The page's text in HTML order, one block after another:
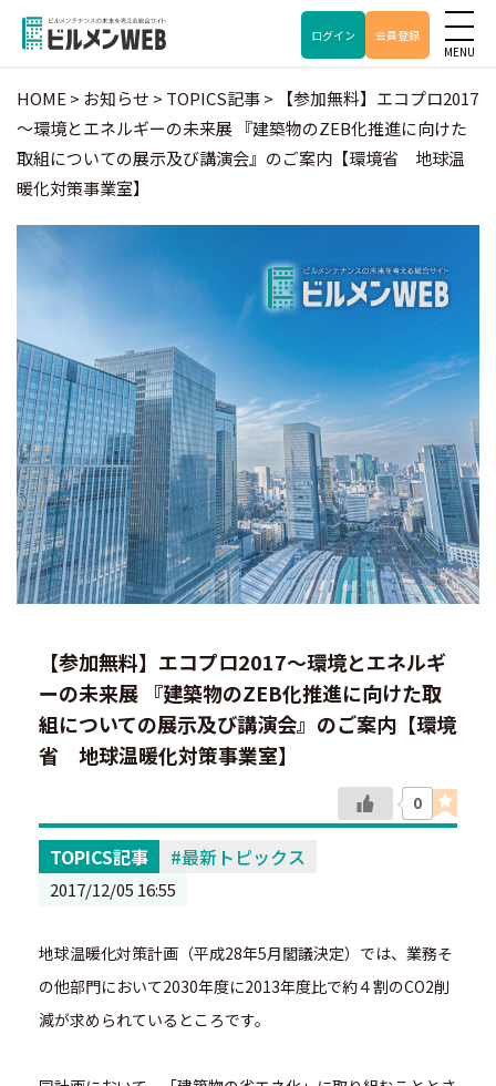
ログイン 会員登録
HOME > お知らせ > TOPICS記事>
【参加無料】エコプロ2017
～環境とエネルギーの未来展 『建築物のZEB化推進に向けた
取組についての展示及び講演会』のご案内【環境省 地球温
暖化対策事業室】
【参加無料】エコプロ2017～環境とエネルギ
ーの未来展 『建築物のZEB化推進に向けた取
組についての展示及び講演会』のご案内【環境
省 地球温暖化対策事業室】
0
TOPICS記事 最新トピックス
2017/12/05 16:55
地球温暖化対策計画（平成28年5月閣議決定）では、業務そ
の他部門において2030年度に2013年度比で約４割のCO2削
減が求められているところです。